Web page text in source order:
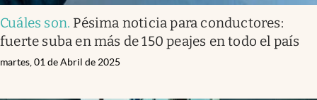
Cuáles son. Pésima noticia para conductores:
fuerte suba en más de 150 peajes en todo el país
martes, 01 de Abril de 2025